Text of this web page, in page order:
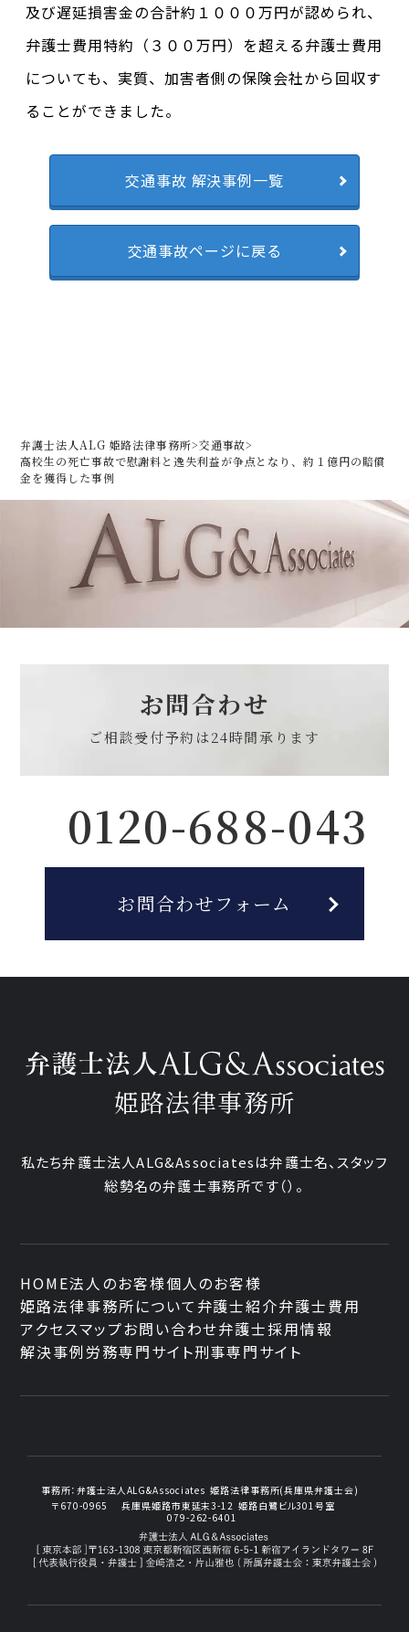
及び遅延損害金の合計約１０００万円が認められ、
弁護士費用特約（３００万円）を超える弁護士費用
についても、実質、加害者側の保険会社から回収す
ることができました。
交通事故 解決事例一覧
交通事故ページに戻る
弁護士法人ALG 姫路法律事務所>交通事故>
高校生の死亡事故で慰謝料と逸失利益が争点となり、約１億円の賠償
金を獲得した事例
お問合わせ
ご相談受付予約は24時間承ります
0120-688-043
お問合わせフォーム
姫路法律事務所
私たち弁護士法人ALG&Associatesは弁護士名、 スタッフ
総勢名の弁護士事務所です（）。
HOME法人のお客様個人のお客様
姫路法律事務所について 弁護士紹介弁護士費用
アクセスマップお問い合わせ弁護士採用情報
解決事例労務専門サイト刑事専門サイト
事務所：弁護士法人ALG&Associates 姫路法律事務所(兵庫県弁護士会)
〒670-0965
兵庫県姫路市東延末3-12 姫路白鷺ビル301号室
079-262-6401